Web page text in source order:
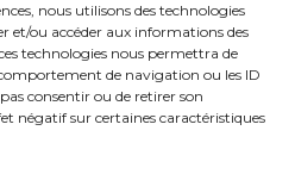
nous utilisons des technologies
et/ou accéder aux informations des
technologies nous permettra de
de navigation ou les ID
consentir ou de retirer son
négatif sur certaines caractéristiques
– RGPD